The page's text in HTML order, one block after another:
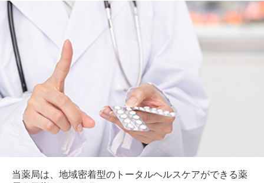
店舗案内
処方箋の受付
ジェネリック薬について
オンライン服薬指導
当薬局は、地域密着型のトータルヘルスケアができる薬